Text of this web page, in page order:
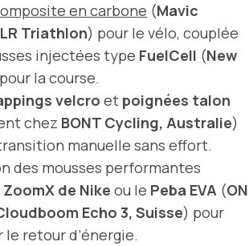
en carbone (Mavic
Triathlon) pour le vélo, couplée
injectées type FuelCell (New
la course.
velcro et poignées talon
chez BONT Cycling, Australie)
manuelle sans effort.
des mousses performantes
ZoomX de Nike ou le Peba EVA (ON
Echo 3, Suisse) pour
le retour d’énergie.